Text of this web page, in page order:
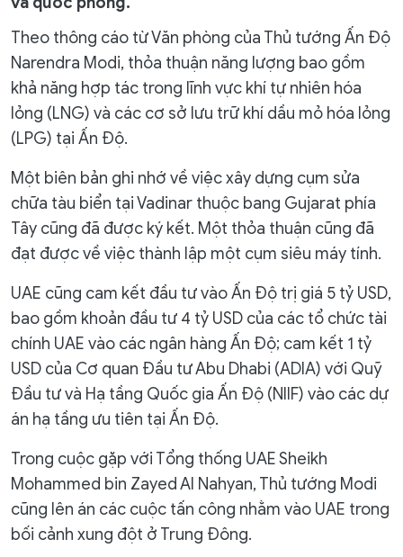
Theo thông cáo từ Văn phòng của Thủ tướng Ấn Độ
Narendra Modi, thỏa thuận năng lượng bao gồm
khả năng hợp tác trong lĩnh vực khí tự nhiên hóa
lỏng (LNG) và các cơ sở lưu trữ khí dầu mỏ hóa lỏng
(LPG) tại Ấn Độ.
Một biên bản ghi nhớ về việc xây dựng cụm sửa
chữa tàu biển tại Vadinar thuộc bang Gujarat phía
Tây cũng đã được ký kết. Một thỏa thuận cũng đã
đạt được về việc thành lập một cụm siêu máy tính.
UAE cũng cam kết đầu tư vào Ấn Độ trị giá 5 tỷ USD,
bao gồm khoản đầu tư 4 tỷ USD của các tổ chức tài
chính UAE vào các ngân hàng Ấn Độ; cam kết 1 tỷ
USD của Cơ quan Đầu tư Abu Dhabi (ADIA) với Quỹ
Đầu tư và Hạ tầng Quốc gia Ấn Độ (NIIF) vào các dự
án hạ tầng ưu tiên tại Ấn Độ.
Trong cuộc gặp với Tổng thống UAE Sheikh
Mohammed bin Zayed Al Nahyan, Thủ tướng Modi
cũng lên án các cuộc tấn công nhằm vào UAE trong
bối cảnh xung đột ở Trung Đông.